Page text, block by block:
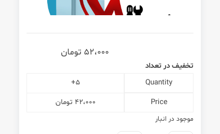
52،000 تومان
تخفیف در تعداد
Quantity
5+
Price
42،000 تومان
موجود در انبار